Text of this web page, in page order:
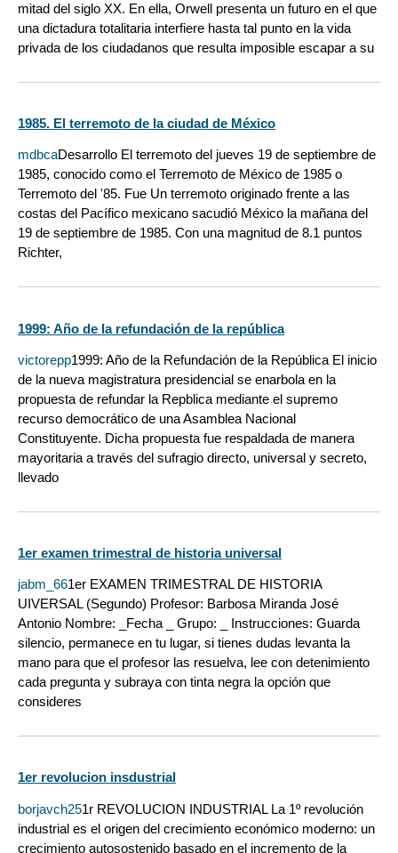
mitad del siglo XX. En ella, Orwell presenta un futuro en el que
una dictadura totalitaria interfiere hasta tal punto en la vida
privada de los ciudadanos que resulta imposible escapar a su
1985. El terremoto de la ciudad de México
mdbcaDesarrollo El terremoto del jueves 19 de septiembre de
1985, conocido como el Terremoto de México de 1985 o
Terremoto del '85. Fue Un terremoto originado frente a las
costas del Pacífico mexicano sacudió México la mañana del
19 de septiembre de 1985. Con una magnitud de 8.1 puntos
Richter,
1999: Año de la refundación de la república
victorepp1999: Año de la Refundación de la República El inicio
de la nueva magistratura presidencial se enarbola en la
propuesta de refundar la Repblica mediante el supremo
recurso democrático de una Asamblea Nacional
Constituyente. Dicha propuesta fue respaldada de manera
mayoritaria a través del sufragio directo, universal y secreto,
llevado
1er examen trimestral de historia universal
jabm_661er EXAMEN TRIMESTRAL DE HISTORIA
UIVERSAL (Segundo) Profesor: Barbosa Miranda José
Antonio Nombre: _Fecha _ Grupo: _ Instrucciones: Guarda
silencio, permanece en tu lugar, si tienes dudas levanta la
mano para que el profesor las resuelva, lee con detenimiento
cada pregunta y subraya con tinta negra la opción que
consideres
1er revolucion insdustrial
borjavch251r REVOLUCION INDUSTRIAL La 1º revolución
industrial es el origen del crecimiento económico moderno: un
crecimiento autosostenido basado en el incremento de la